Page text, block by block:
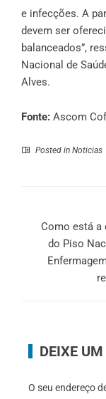
e infecções. A
devem ser
balanceados”,
Nacional de
Alves.
Fonte: Ascom
Posted in Noticias
Como está a
do Piso
DEIXE
O seu endereço